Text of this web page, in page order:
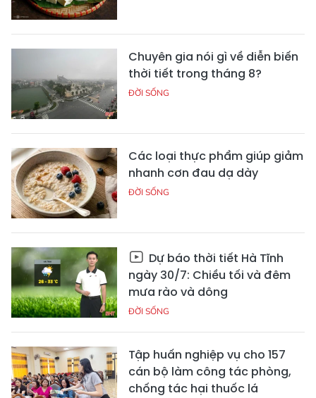
Chuyên gia nói gì về diễn biến
thời tiết trong tháng 8?
ĐỜI SỐNG
Các loại thực phẩm giúp giảm
nhanh cơn đau dạ dày
ĐỜI SỐNG
Dự báo thời tiết Hà Tĩnh
ngày 30/7: Chiều tối và đêm
mưa rào và dông
ĐỜI SỐNG
Tập huấn nghiệp vụ cho 157
cán bộ làm công tác phòng,
chống tác hại thuốc lá